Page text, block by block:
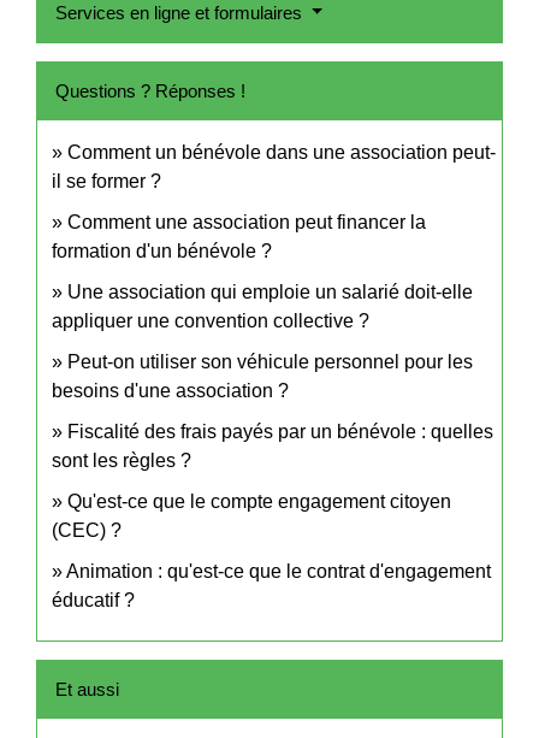
Services en ligne et formulaires
Questions ? Réponses !
Comment un bénévole dans une association peut-
il se former ?
Comment une association peut financer la
formation d'un bénévole ?
Une association qui emploie un salarié doit-elle
appliquer une convention collective ?
Peut-on utiliser son véhicule personnel pour les
besoins d'une association ?
Fiscalité des frais payés par un bénévole : quelles
sont les règles ?
Qu'est-ce que le compte engagement citoyen
(CEC) ?
Animation : qu'est-ce que le contrat d'engagement
éducatif ?
Et aussi